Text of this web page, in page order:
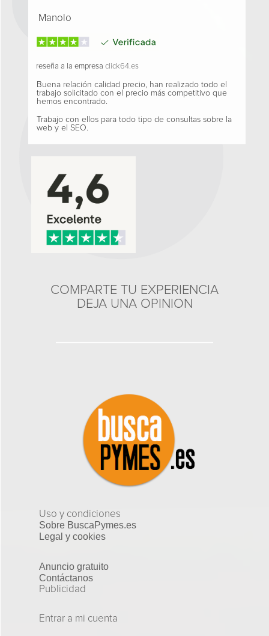
Manolo
reseña a la empresa click64.es
Buena relación calidad precio, han realizado todo el
trabajo solicitado con el precio más competitivo que
hemos encontrado.
Trabajo con ellos para todo tipo de consultas sobre la
web y el SEO.
COMPARTE TU EXPERIENCIA
DEJA UNA OPINION
Uso y condiciones
Sobre BuscaPymes.es
Legal y cookies
Anuncio gratuito
Contáctanos
Publicidad
Entrar a mi cuenta